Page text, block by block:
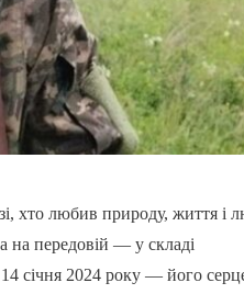
хто любив природу, життя і
на передовій — у складі
січня 2024 року — його